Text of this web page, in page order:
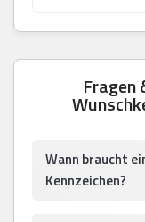
Fragen
Wann braucht
Kennzeichen?